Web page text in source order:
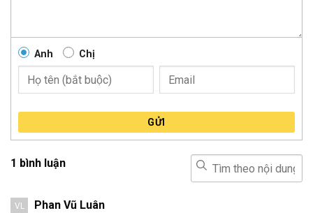
Anh Chị
GỬI
1 bình luận
VL Phan Vũ Luân